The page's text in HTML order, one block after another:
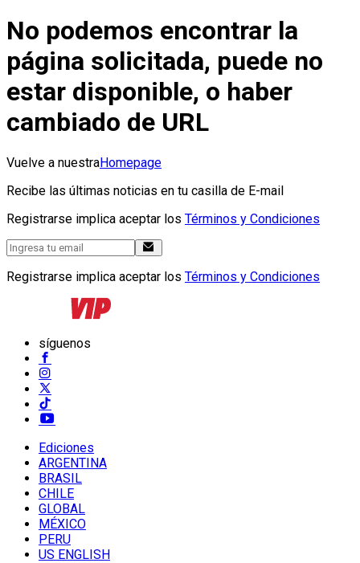
No podemos encontrar la
página solicitada, puede no
estar disponible, o haber
cambiado de URL
Vuelve a nuestraHomepage
Recibe las últimas noticias en tu casilla de E-mail
Registrarse implica aceptar los Términos y Condiciones
Registrarse implica aceptar los Términos y Condiciones
síguenos
Ediciones
ARGENTINA
BRASIL
CHILE
GLOBAL
MÉXICO
PERU
US ENGLISH